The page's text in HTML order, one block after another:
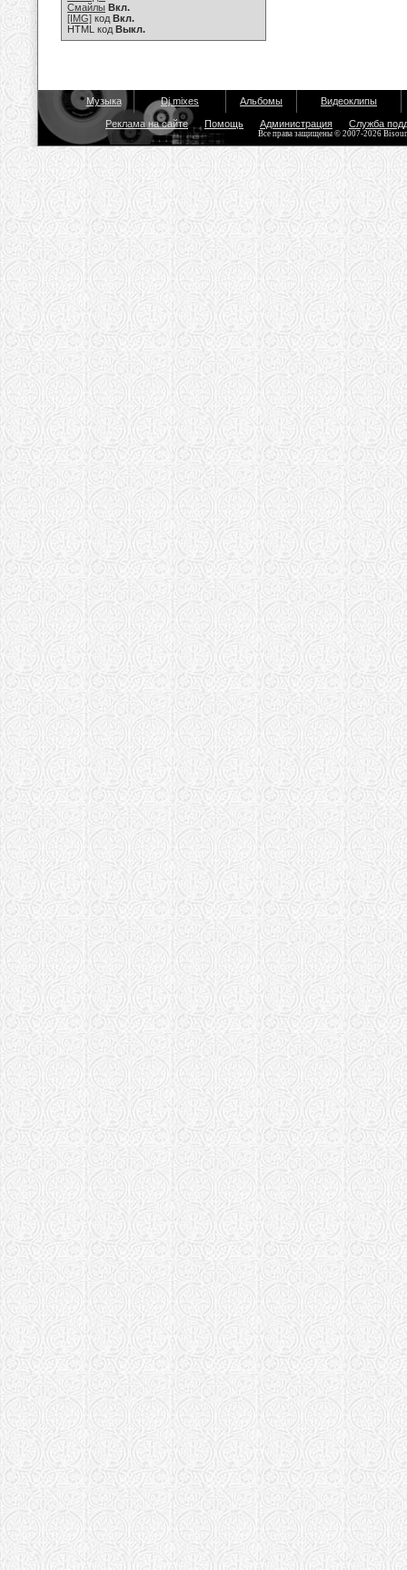
Смайлы Вкл.
[IMG] код Вкл.
HTML код Выкл.
Музыка Dj mixes Альбомы Видеоклипы
Реклама на сайте Помощь Администрация Служба
Все права защищены © 2007-2026